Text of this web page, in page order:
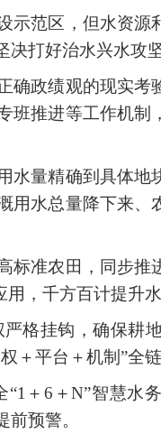
范区，但水资
打好治水兴水攻坚
政绩观的现实
推进等工作机制
量精确到具体
用水总量降下来
准农田，同步
，千方百计提升水
格挂钩，确保耕
＋平台＋机制”全链
＋6＋N”智慧水
预警。